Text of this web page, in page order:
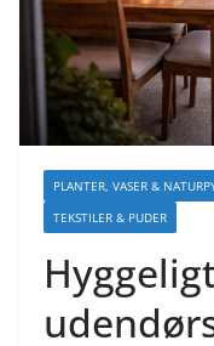
PLANTER, VASER &
TEKSTILER & PUDER